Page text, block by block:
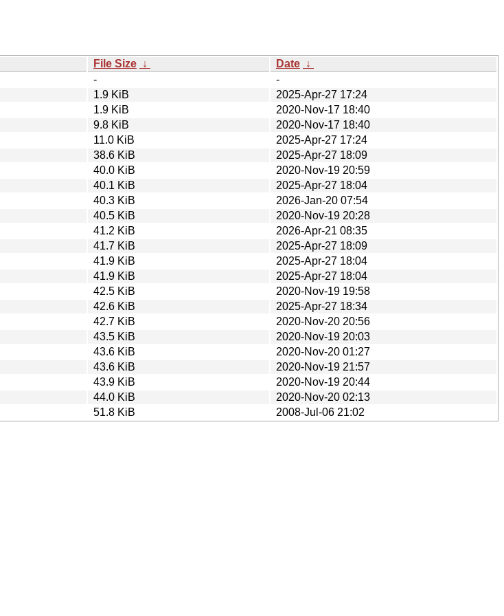
File Size ↓ Date ↓
-
-
1.9 KiB
2025-Apr-27 17:24
1.9 KiB
2020-Nov-17 18:40
9.8 KiB
2020-Nov-17 18:40
11.0 KiB
2025-Apr-27 17:24
38.6 KiB
2025-Apr-27 18:09
40.0 KiB
2020-Nov-19 20:59
40.1 KiB
2025-Apr-27 18:04
40.3 KiB
2026-Jan-20 07:54
40.5 KiB
2020-Nov-19 20:28
41.2 KiB
2026-Apr-21 08:35
41.7 KiB
2025-Apr-27 18:09
41.9 KiB
2025-Apr-27 18:04
41.9 KiB
2025-Apr-27 18:04
42.5 KiB
2020-Nov-19 19:58
42.6 KiB
2025-Apr-27 18:34
42.7 KiB
2020-Nov-20 20:56
43.5 KiB
2020-Nov-19 20:03
43.6 KiB
2020-Nov-20 01:27
43.6 KiB
2020-Nov-19 21:57
43.9 KiB
2020-Nov-19 20:44
44.0 KiB
2020-Nov-20 02:13
51.8 KiB 2008-Jul-06 21:02